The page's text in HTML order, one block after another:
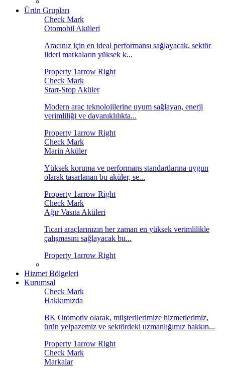
Ürün Grupları
Otomobil Aküleri
Aracınız için en ideal performansı sağlayacak, sektör
lideri markaların yüksek k...
Start-Stop Aküler
Modern araç teknolojilerine uyum sağlayan, enerji
verimliliği ve dayanıklılıkta...
Marin Aküler
Yüksek koruma ve performans standartlarına uygun
olarak tasarlanan bu aküler, se...
Ağır Vasıta Aküleri
Ticari araçlarınızın her zaman en yüksek verimlilikle
çalışmasını sağlayacak bu...
Hizmet Bölgeleri
Kurumsal
Hakkımızda
BK Otomotiv olarak, müşterilerimize hizmetlerimiz,
ürün yelpazemiz ve sektördeki uzmanlığımız hakkın...
Markalar